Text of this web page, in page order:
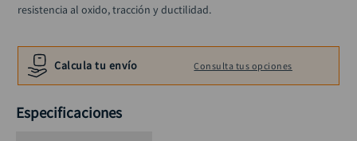
resistencia al oxido, tracción y ductilidad.
Calcula tu envío Consulta tus opciones
Especificaciones